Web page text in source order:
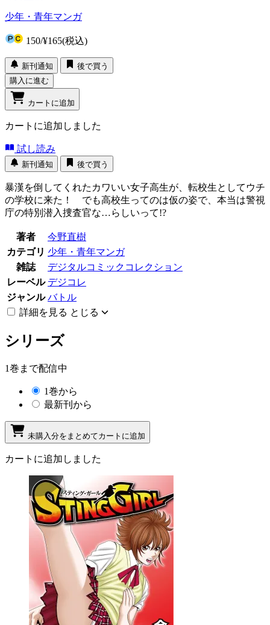
少年・青年マンガ
150/¥165(税込)
新刊通知
後で買う
購入に進む
カートに追加
カートに追加しました
試し読み
新刊通知 後で買う
暴漢を倒してくれたカワいい女子高生が、転校生としてウチ
の学校に来た！ でも高校生ってのは仮の姿で、本当は警視
庁の特別潜入捜査官な…らしいって!?
著者
今野直樹
カテゴリ 少年・青年マンガ
雑誌
デジタルコミックコレクション
レーベル デジコレ
ジャンル バトル
詳細を見る とじる
シリーズ
1巻まで配信中
1巻から
最新刊から
未購入分をまとめてカートに追加
カートに追加しました